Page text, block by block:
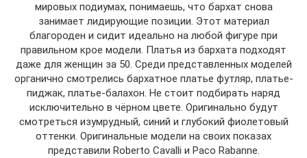
мировых подиумах, понимаешь, что бархат снова
занимает лидирующие позиции. Этот материал
благороден и сидит идеально на любой фигуре при
правильном крое модели. Платья из бархата подходят
даже для женщин за 50. Среди представленных моделей
органично смотрелись бархатное платье футляр, платье-
пиджак, платье-балахон. Не стоит подбирать наряд
исключительно в чёрном цвете. Оригинально будут
смотреться изумрудный, синий и глубокий фиолетовый
оттенки. Оригинальные модели на своих показах
представили Roberto Cavalli и Paco Rabanne.